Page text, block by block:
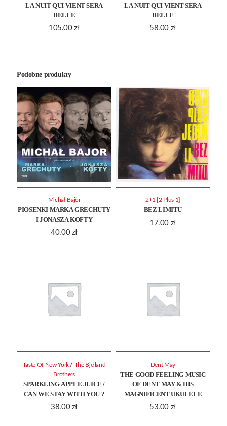
LA NUIT QUI VIENT SERA
BELLE
105.00 zł
LA NUIT QUI VIENT SERA
BELLE
58.00 zł
Podobne produkty
PIOSENKI MARKA GRECHUTY
I JONASZA KOFTY
40.00 zł
Michał Bajor
BEZ LIMITU
17.00 zł
2+1 [2 Plus 1]
SPARKLING APPLE JUICE /
CAN WE STAY WITH YOU ?
38.00 zł
Taste Of New York / The Bjelland
Brothers
THE GOOD FEELING MUSIC
OF DENT MAY & HIS
MAGNIFICENT UKULELE
53.00 zł
Dent May